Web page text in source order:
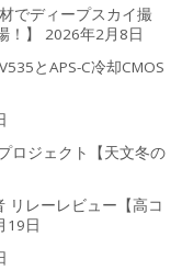
でディープスカイ撮
】
2026年2月8日
とAPS-C冷却CMOS
ロジェクト【天文冬の
リレーレビュー【高コ
19日